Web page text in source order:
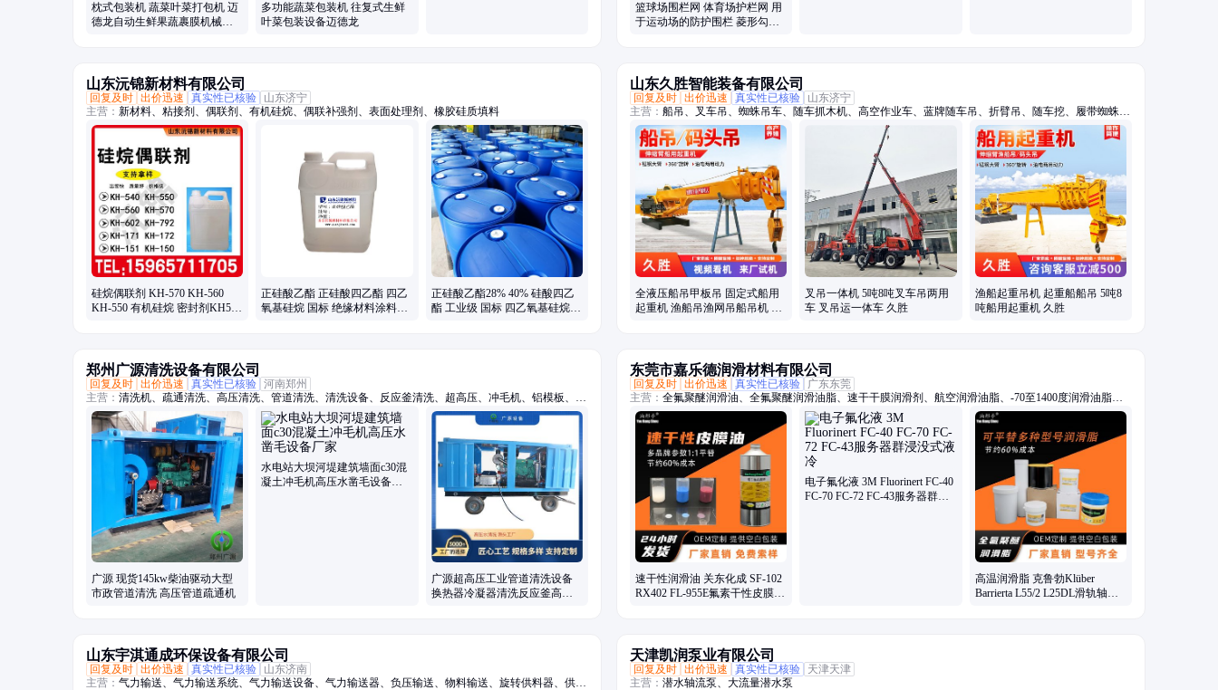
枕式包装机 蔬菜叶菜打包机 迈
德龙自动生鲜果蔬裹膜机械设
多功能蔬菜包装机 往复式生鲜
叶菜包装设备迈德龙
篮球场围栏网 体育场护栏网 用
于运动场的防护围栏 菱形勾花
山东沅锦新材料有限公司
回复及时 出价迅速 真实性已核验
山东济宁
主营： 新材料、粘接剂、偶联剂、有机硅烷、偶联补强剂、表面处理剂、橡胶硅质填料
硅烷偶联剂 KH-570 KH-560
KH-550 有机硅烷 密封剂KH570
正硅酸乙酯 正硅酸四乙酯 四乙
氧基硅烷 国标 绝缘材料涂料处
正硅酸乙酯28% 40% 硅酸四乙
酯 工业级 国标 四乙氧基硅烷
山东久胜智能装备有限公司
回复及时 出价迅速 真实性已核验
山东济宁
主营： 船吊、叉车吊、蜘蛛吊车、随车抓木机、高空作业车、蓝牌随车吊、折臂吊、随车挖、履带蜘蛛
吊、吊挖一体机、三轮随车吊、履带随车吊、三轮吊、履带随车挖、履带吊车、船用起重机、拖拉机平板
吊、履带随车抓、下葬车、四不像吊车、车载吊机、抓木机、拖拉机吊钻一体机、小吊车、装载机
全液压船吊甲板吊 固定式船用
起重机 渔船吊渔网吊船吊机 久
叉吊一体机 5吨8吨叉车吊两用
车 叉吊运一体车 久胜
渔船起重吊机 起重船船吊 5吨8
吨船用起重机 久胜
郑州广源清洗设备有限公司
回复及时 出价迅速 真实性已核验 河南郑州
主营： 清洗机、疏通清洗、高压清洗、管道清洗、清洗设备、反应釜清洗、超高压、冲毛机、铝模板、拉
毛机、混凝土、换热器、高压水、柴油驱动、锅炉管道、电机驱动、船体除锈、管道疏通、除锈除漆、钢
坯除磷、电驱动高压、水除磷系统、水喷砂除锈、冷凝器管道、下水道疏通
广源 现货145kw柴油驱动大型
市政管道清洗 高压管道疏通机
水电站大坝河堤建筑墙面c30混
凝土冲毛机高压水凿毛设备厂
广源超高压工业管道清洗设备
换热器冷凝器清洗反应釜高压
东莞市嘉乐德润滑材料有限公司
回复及时 出价迅速 真实性已核验
广东东莞
主营： 全氟聚醚润滑油、全氟聚醚润滑油脂、速干干膜润滑剂、航空润滑油脂、-70至1400度润滑油脂、
轴承润滑油脂、齿轮润滑油脂、螺丝螺栓润滑油脂、抗咬合防卡剂、高真空密封硅脂、电子氟化冷却液、
疏水涂层涂料、一比一平替进口品牌系列油脂
速干性润滑油 关东化成 SF-102
RX402 FL-955E氟素干性皮膜润
电子氟化液 3M Fluorinert FC-40
FC-70 FC-72 FC-43服务器群浸
高温润滑脂 克鲁勃Klüber
Barrierta L55/2 L25DL滑轨轴承
山东宇淇通成环保设备有限公司
回复及时 出价迅速 真实性已核验
山东济南
主营： 气力输送、气力输送系统、气力输送设备、气力输送器、负压输送、物料输送、旋转供料器、供料
天津凯润泵业有限公司
回复及时 出价迅速 真实性已核验
天津天津
主营： 潜水轴流泵、大流量潜水泵